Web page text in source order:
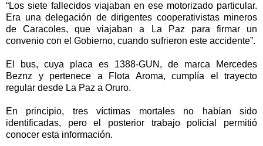
“Los siete fallecidos viajaban en ese motorizado particular.
Era una delegación de dirigentes cooperativistas mineros
de Caracoles, que viajaban a La Paz para firmar un
convenio con el Gobierno, cuando sufrieron este accidente”.
El bus, cuya placa es 1388-GUN, de marca Mercedes
Beznz y pertenece a Flota Aroma, cumplía el trayecto
regular desde La Paz a Oruro.
En principio, tres víctimas mortales no habían sido
identificadas, pero el posterior trabajo policial permitió
conocer esta información.